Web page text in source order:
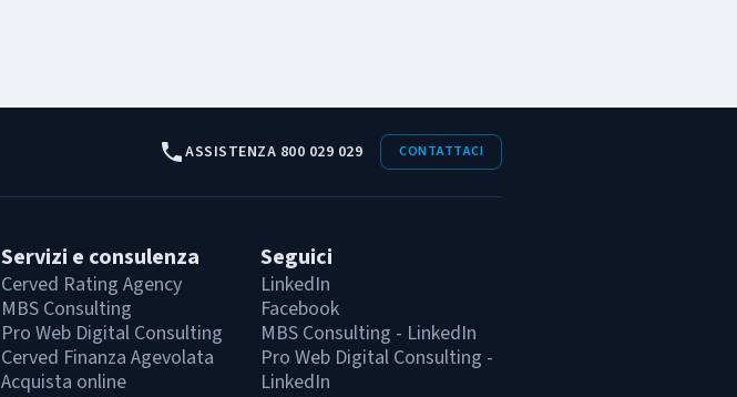
ASSISTENZA 800 029 029 CONTATTACI
Servizi e consulenza
Cerved Rating Agency
MBS Consulting
Pro Web Digital Consulting
Cerved Finanza Agevolata
Acquista online
Seguici
LinkedIn
Facebook
MBS Consulting - LinkedIn
Pro Web Digital Consulting -
LinkedIn